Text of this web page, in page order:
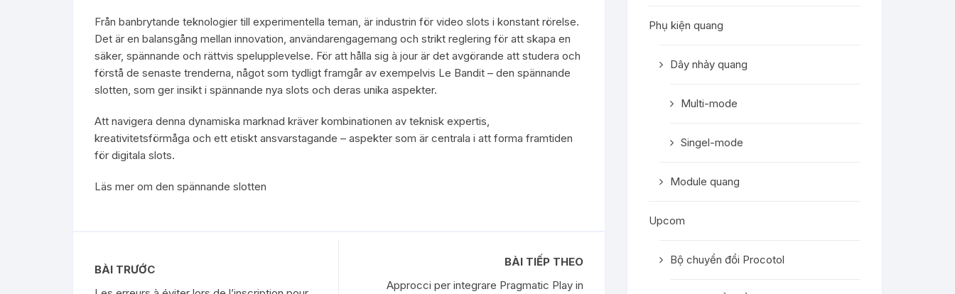
Från banbrytande teknologier till experimentella teman, är industrin för video slots i konstant rörelse.
Det är en balansgång mellan innovation, användarengagemang och strikt reglering för att skapa en
säker, spännande och rättvis spelupplevelse. För att hålla sig à jour är det avgörande att studera och
förstå de senaste trenderna, något som tydligt framgår av exempelvis Le Bandit – den spännande
slotten, som ger insikt i spännande nya slots och deras unika aspekter.
Att navigera denna dynamiska marknad kräver kombinationen av teknisk expertis,
kreativitetsförmåga och ett etiskt ansvarstagande – aspekter som är centrala i att forma framtiden
för digitala slots.
Läs mer om den spännande slotten
BÀI TRƯỚC
BÀI TIẾP THEO
Approcci per integrare Pragmatic Play in
Phụ kiện quang
Dây nhảy quang
Multi-mode
Singel-mode
Module quang
Upcom
Bộ chuyển đổi Procotol